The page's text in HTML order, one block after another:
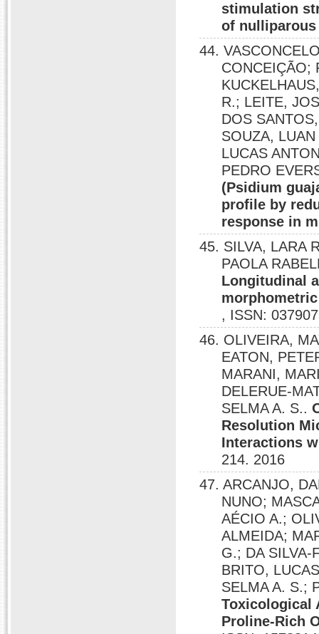
stimulation
of
44.
CONCEIÇÃO;
R.; LEITE,
DOS
SOUZA,
LUCAS
PEDRO
(Psidium
profile by
response in
45. SILVA, LARA
PAOLA
Longitudinal
, ISSN:
46. OLIVEIRA,
EATON,
MARANI,
DELERUE-
SELMA A. S..
Resolution
Interactions
214. 2016
47. ARCANJO,
NUNO;
AÉCIO A.;
ALMEIDA;
G.; DA SILVA-
BRITO,
SELMA A. S.;
Toxicological
Proline-Rich